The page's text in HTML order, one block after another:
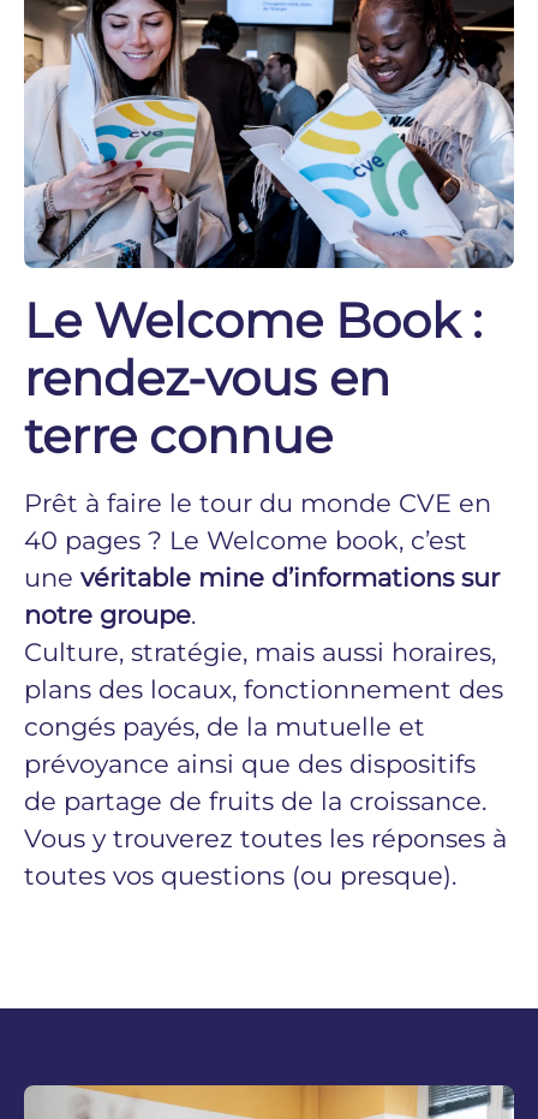
Le Welcome Book :
rendez-vous en
terre connue
Prêt à faire le tour du monde CVE en
40 pages ? Le Welcome book, c’est
une véritable mine d’informations sur
notre groupe.
Culture, stratégie, mais aussi horaires,
plans des locaux, fonctionnement des
congés payés, de la mutuelle et
prévoyance ainsi que des dispositifs
de partage de fruits de la croissance.
Vous y trouverez toutes les réponses à
toutes vos questions (ou presque).